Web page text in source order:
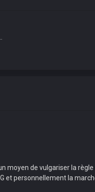
moyen de vulgariser la
et personnellement la